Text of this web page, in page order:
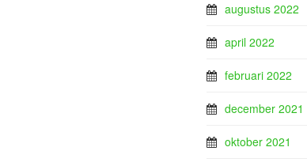
augustus 2022
april 2022
februari 2022
december 2021
oktober 2021